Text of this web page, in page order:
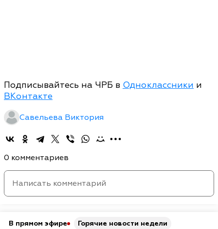
Подписывайтесь на ЧРБ в Одноклассники и
ВКонтакте
Савельева Виктория
0 комментариев
В прямом эфире Горячие новости недели